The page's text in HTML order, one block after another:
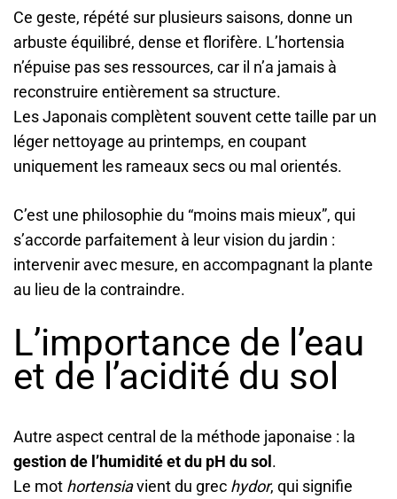
Ce geste, répété sur plusieurs saisons, donne un
arbuste équilibré, dense et florifère. L’hortensia
n’épuise pas ses ressources, car il n’a jamais à
reconstruire entièrement sa structure.
Les Japonais complètent souvent cette taille par un
léger nettoyage au printemps, en coupant
uniquement les rameaux secs ou mal orientés.
C’est une philosophie du “moins mais mieux”, qui
s’accorde parfaitement à leur vision du jardin :
intervenir avec mesure, en accompagnant la plante
au lieu de la contraindre.
L’importance de l’eau
et de l’acidité du sol
Autre aspect central de la méthode japonaise : la
gestion de l’humidité et du pH du sol.
Le mot hortensiavient du grec hydor, qui signifie